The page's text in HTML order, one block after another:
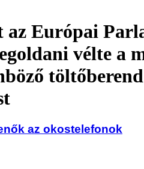
az Európai
vélte a
az okostelefonok